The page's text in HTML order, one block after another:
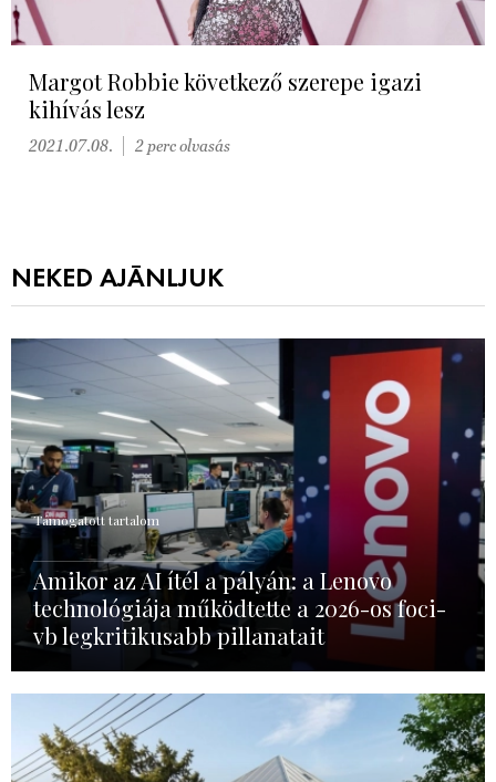
Margot Robbie következő szerepe igazi
kihívás lesz
2021.07.08. 2 perc olvasás
NEKED AJÁNLJUK
Támogatott tartalom
Amikor az AI ítél a pályán: a Lenovo
technológiája működtette a 2026-os foci-
vb legkritikusabb pillanatait